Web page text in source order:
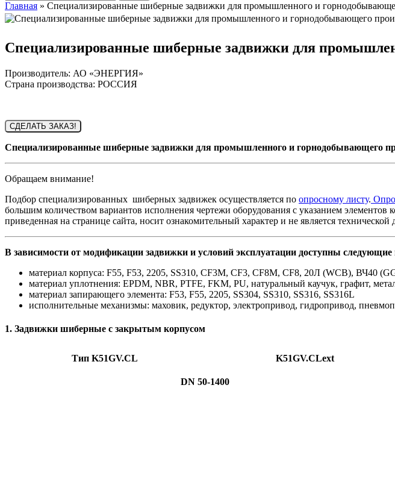
Главная » Специализированные шиберные задвижки для промышленного и
Специализированные шиберные задвижки для
Производитель: АО «ЭНЕРГИЯ»
Страна производства: РОССИЯ
СДЕЛАТЬ ЗАКАЗ!
Специализированные шиберные задвижки для промышленного и горнодобывающего
Обращаем внимание!
Подбор специализированных шиберных задвижек осуществляется по опросному листу.
большим количеством вариантов исполнения чертежи оборудования с указанием
приведенная на странице сайта, носит ознакомительный характер и не является технической
В зависимости от модификации задвижки и условий эксплуатации доступны
материал корпуса: F55, F53, 2205, SS310, CF3M, CF3, CF8M, CF8, 20Л (WCB), ВЧ40
материал уплотнения: EPDM, NBR, PTFE, FKM, PU, натуральный каучук, графит,
материал запирающего элемента: F53, F55, 2205, SS304, SS310, SS316, SS316L
исполнительные механизмы: маховик, редуктор, электропривод, гидропривод,
1. Задвижки шиберные с закрытым корпусом
Тип K51GV.CL K51GV.CLext
DN 50-1400